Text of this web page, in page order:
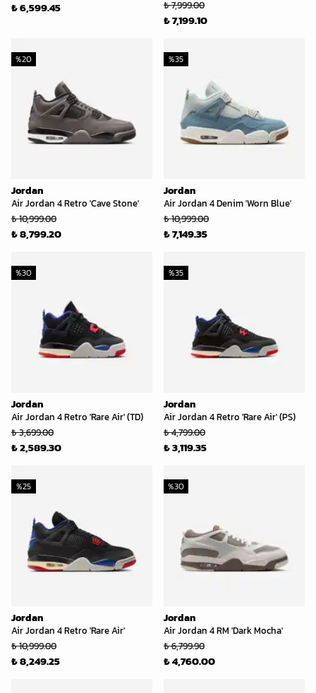
₺ 6,599.45 ₺ 7,999.00
₺ 7,199.10
Jordan
Air Jordan 4 Retro 'Cave Stone'
%20
₺ 10,999.00
₺ 8,799.20
Jordan
Air Jordan 4 Denim 'Worn Blue'
%35
₺ 10,999.00
₺ 7,149.35
Jordan
Air Jordan 4 Retro 'Rare Air' (TD)
%30
₺ 3,699.00
₺ 2,589.30
Jordan
Air Jordan 4 Retro 'Rare Air' (PS)
%35
₺ 4,799.00
₺ 3,119.35
Jordan
Air Jordan 4 Retro 'Rare Air'
%25
₺ 10,999.00
₺ 8,249.25
Jordan
Air Jordan 4 RM 'Dark Mocha'
%30
₺ 6,799.90
₺ 4,760.00